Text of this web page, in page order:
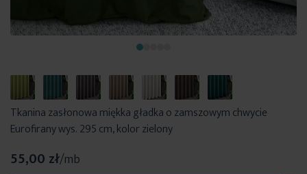
Tkanina zasłonowa miękka gładka o zamszowym chwycie
Eurofirany wys. 295 cm, kolor zielony
55,00 zł/mb